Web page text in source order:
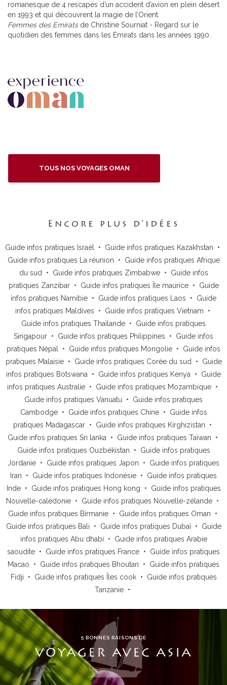
romanesque de 4 rescapés d’un accident d’avion en plein désert
en 1993 et qui découvrent la magie de l’Orient.
Femmes des Emiratsde Christine Sourniat - Regard sur le
quotidien des femmes dans les Emirats dans les années 1990.
TOUS NOS VOYAGES OMAN
Encore plus d’idées
Guide infos pratiques Israël • Guide infos pratiques Kazakhstan •
Guide infos pratiques La réunion • Guide infos pratiques Afrique
du sud • Guide infos pratiques Zimbabwe• Guide infos
pratiques Zanzibar• Guide infos pratiques Île maurice• Guide
infos pratiques Namibie • Guide infos pratiques Laos • Guide
infos pratiques Maldives • Guide infos pratiques Vietnam •
Guide infos pratiques Thaïlande • Guide infos pratiques
Singapour • Guide infos pratiques Philippines • Guide infos
pratiques Népal
• Guide infos pratiques Mongolie • Guide infos
pratiques Malaisie• Guide infos pratiques Corée du sud • Guide
infos pratiques Botswana • Guide infos pratiques Kenya • Guide
infos pratiques Australie • Guide infos pratiques Mozambique •
Guide infos pratiques Vanuatu • Guide infos pratiques
Cambodge• Guide infos pratiques Chine• Guide infos
pratiques Madagascar • Guide infos pratiques Kirghizistan •
Guide infos pratiques Sri lanka • Guide infos pratiques Taïwan •
Guide infos pratiques Ouzbékistan • Guide infos pratiques
Jordanie • Guide infos pratiques Japon • Guide infos pratiques
Iran • Guide infos pratiques Indonésie • Guide infos pratiques
Inde• Guide infos pratiques Hong kong • Guide infos pratiques
Nouvelle-calédonie • Guide infos pratiques Nouvelle-zélande •
Guide infos pratiques Birmanie• Guide infos pratiques Oman •
Guide infos pratiques Bali • Guide infos pratiques Dubaï• Guide
infos pratiques Abu dhabi • Guide infos pratiques Arabie
saoudite • Guide infos pratiques France • Guide infos pratiques
Macao • Guide infos pratiques Bhoutan • Guide infos pratiques
Fidji • Guide infos pratiques Îles cook• Guide infos pratiques
Tanzanie •
5 BONNES RAISONS DE
VOYAGER AVEC ASIA